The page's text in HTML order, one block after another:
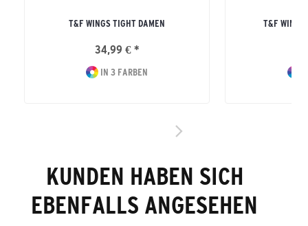
T&F WINGS TIGHT DAMEN
34,99 € *
IN 3 FARBEN
T&F WINGS
KUNDEN HABEN SICH
EBENFALLS ANGESEHEN